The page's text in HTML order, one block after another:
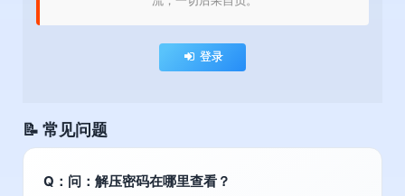
登录
📝 常见问题
Q：问：解压密码在哪里查看？